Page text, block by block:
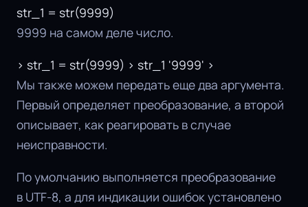
str_1 = str(9999)
9999 на самом деле число.
> str_1 = str(9999) > str_1 '9999' >
Мы также можем передать еще два аргумента.
Первый определяет преобразование, а второй
описывает, как реагировать в случае
неисправности.
По умолчанию выполняется преобразование
в UTF-8, а для индикации ошибок установлено